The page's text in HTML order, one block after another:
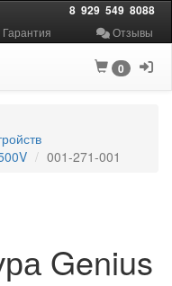
8 929 549 8088
Гарантия Отзывы
0
001-271-001
Genius